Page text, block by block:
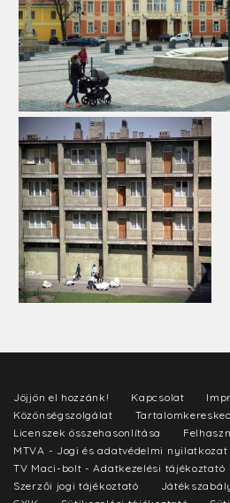
Jöjjön el hozzánk! Kapcsolat
Közönségszolgálat
Licenszek összehasonlítása
MTVA - Jogi és adatvédelmi nyilatkozat
TV Maci-bolt - Adatkezelési tájékoztató
Szerzői jogi tájékoztató